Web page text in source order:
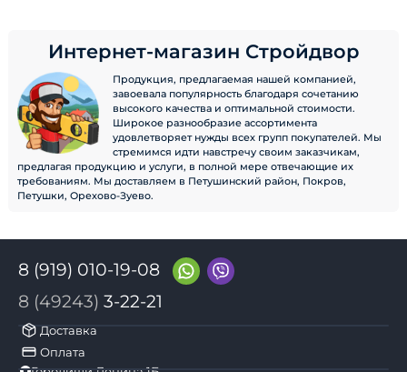
Интернет-магазин Стройдвор
Продукция, предлагаемая нашей компанией,
завоевала популярность благодаря сочетанию
высокого качества и оптимальной стоимости.
Широкое разнообразие ассортимента
удовлетворяет нужды всех групп покупателей. Мы
стремимся идти навстречу своим заказчикам,
предлагая продукцию и услуги, в полной мере отвечающие их
требованиям. Мы доставляем в Петушинский район, Покров,
Петушки, Орехово-Зуево.
8 (919) 010-19-08
8 (49243) 3-22-21
Доставка
Оплата